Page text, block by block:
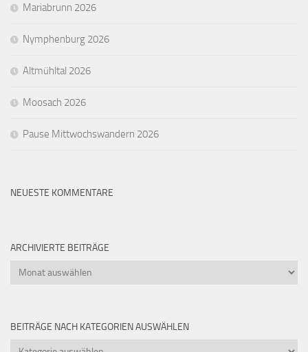
Mariabrunn 2026
Nymphenburg 2026
Altmühltal 2026
Moosach 2026
Pause Mittwochswandern 2026
NEUESTE KOMMENTARE
ARCHIVIERTE BEITRÄGE
Archivierte
BEITRÄGE NACH KATEGORIEN AUSWÄHLEN
Beiträge